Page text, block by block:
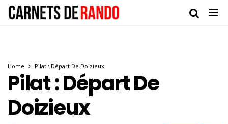
Home Pilat : Départ De Doizieux
Pilat : Départ De
Doizieux